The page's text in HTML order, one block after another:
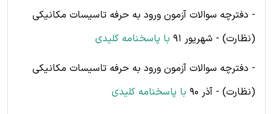
- دفترچه سوالات آزمون ورود به حرفه تاسیسات مکانیکی
(نظارت) - شهریور 91
با پاسخنامه کلیدی
- دفترچه سوالات آزمون ورود به حرفه تاسیسات مکانیکی
(نظارت) - آذر 90
با پاسخنامه کلیدی